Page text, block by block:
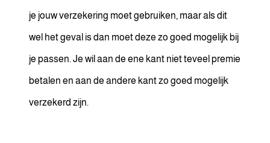
je jouw verzekering moet gebruiken, maar als dit
wel het geval is dan moet deze zo goed mogelijk bij
je passen. Je wil aan de ene kant niet teveel premie
betalen en aan de andere kant zo goed mogelijk
verzekerd zijn.